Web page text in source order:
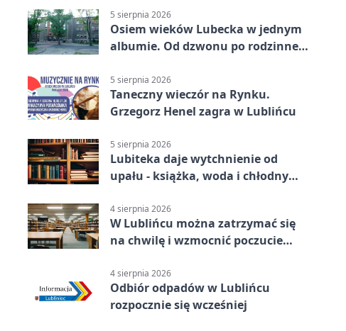
5 sierpnia 2026
Osiem wieków Lubecka w jednym
albumie. Od dzwonu po rodzinne
5 sierpnia 2026
Taneczny wieczór na Rynku.
Grzegorz Henel zagra w Lublińcu
5 sierpnia 2026
Lubiteka daje wytchnienie od
upału - książka, woda i chłodny
4 sierpnia 2026
W Lublińcu można zatrzymać się
na chwilę i wzmocnić poczucie
4 sierpnia 2026
Odbiór odpadów w Lublińcu
rozpocznie się wcześniej